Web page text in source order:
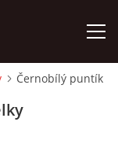
Černobílý puntík